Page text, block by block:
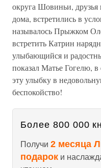
округа Шовиньи,
дома, встретились в
называлось Прыжком
встретить Катрин
улыбающийся и
показал Матье Гогелю,
эту улыбку в
беспокойство!
Более 800 000
Получи 2 месяца
подарок и